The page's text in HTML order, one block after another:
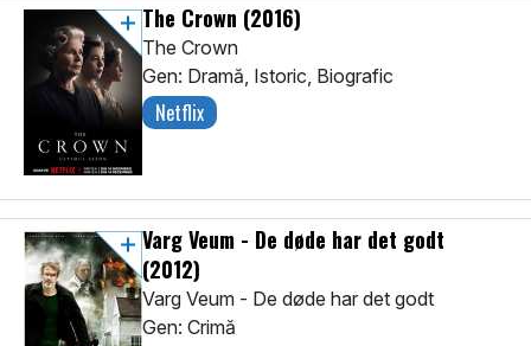
The Crown (2016)
The Crown
Gen: Dramă, Istoric, Biografic
Netflix
Varg Veum - De døde har det godt
(2012)
Varg Veum - De døde har det godt
Gen: Crimă